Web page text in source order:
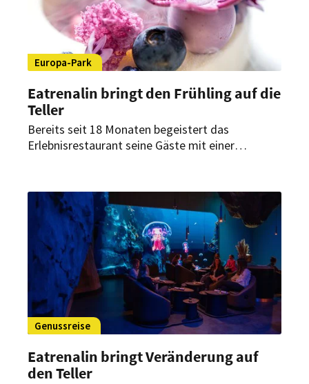
Europa-Park
Eatrenalin bringt den Frühling auf die
Teller
Bereits seit 18 Monaten begeistert das
Erlebnisrestaurant seine Gäste mit einer
völlig neue Menükomposition bieten.
Genussreise
Eatrenalin bringt Veränderung auf
den Teller